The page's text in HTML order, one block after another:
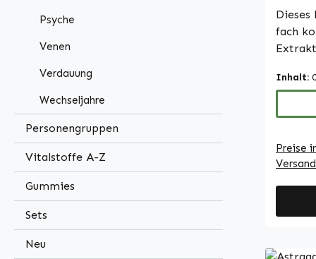
Psyche
Venen
Verdauung
Wechseljahre
Personengruppen
Vitalstoffe A-Z
Gummies
Sets
Neu
fach
mit
Form
leicht
in den
Made in
Inhalt:
Preise